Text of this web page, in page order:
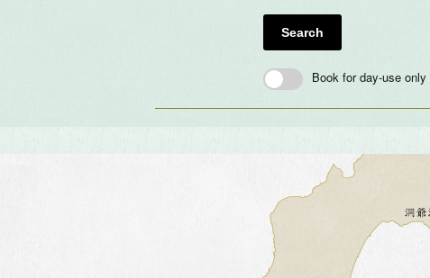
Search
Book for day-use only